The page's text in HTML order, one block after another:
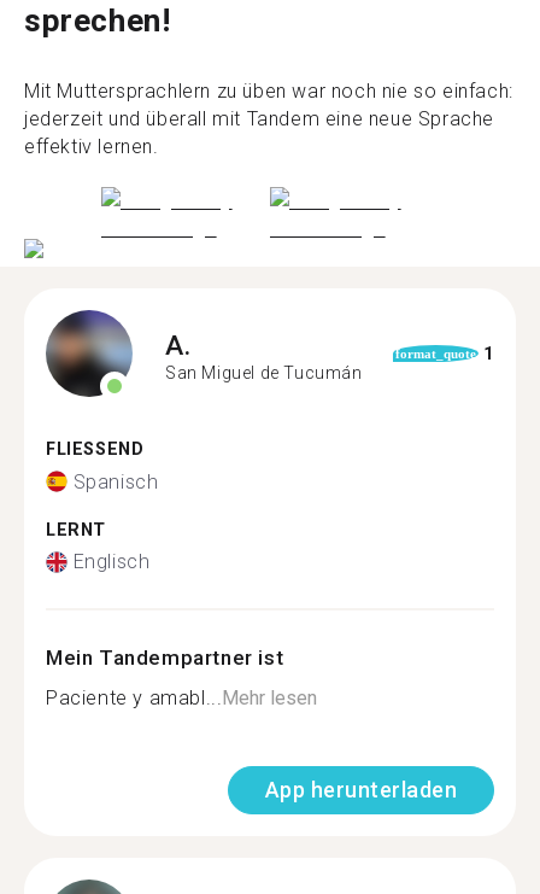
sprechen!
Mit Muttersprachlern zu üben war noch nie so einfach:
jederzeit und überall mit Tandem eine neue Sprache
effektiv lernen.
A.
San Miguel de Tucumán
format_quote 1
FLIESSEND
Spanisch
LERNT
Englisch
Mein Tandempartner ist
Paciente y amabl...Mehr lesen
App herunterladen